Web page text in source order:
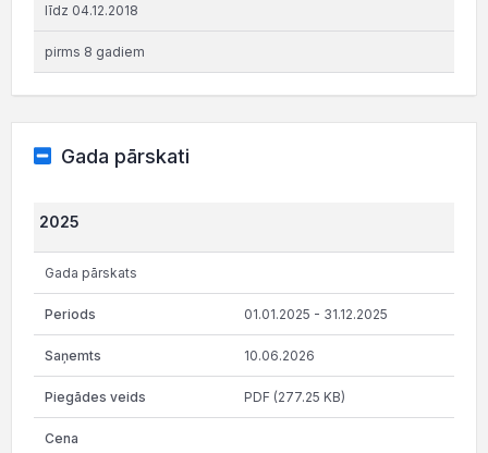
līdz 04.12.2018
pirms 8 gadiem
Gada pārskati
2025
Gada pārskats
01.01.2025 - 31.12.2025
10.06.2026
PDF (277.25 KB)